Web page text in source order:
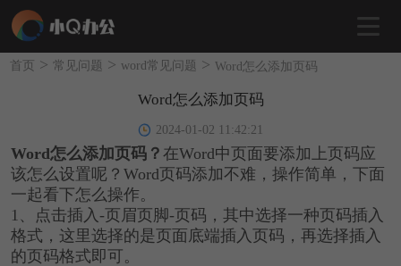
首页 > 常见问题 > word常见问题 > Word怎么添加页码
Word怎么添加页码
2024-01-02 11:42:21
Word怎么添加页码？ 在Word中页面要添加上页码应
该怎么设置呢？Word页码添加不难，操作简单，下面
一起看下怎么操作。
1、点击插入-页眉页脚-页码，其中选择一种页码插入
格式，这里选择的是页面底端插入页码，再选择插入
的页码格式即可。